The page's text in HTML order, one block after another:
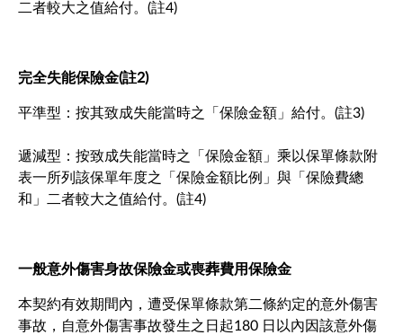
二者較大之值給付。(註4)
完全失能保險金(註2)
平準型：按其致成失能當時之「保險金額」給付。(註3)
遞減型：按致成失能當時之「保險金額」乘以保單條款附
表一所列該保單年度之「保險金額比例」與「保險費總
和」二者較大之值給付。(註4)
一般意外傷害身故保險金或喪葬費用保險金
本契約有效期間內，遭受保單條款第二條約定的意外傷害
事故，自意外傷害事故發生之日起180 日以內因該意外傷